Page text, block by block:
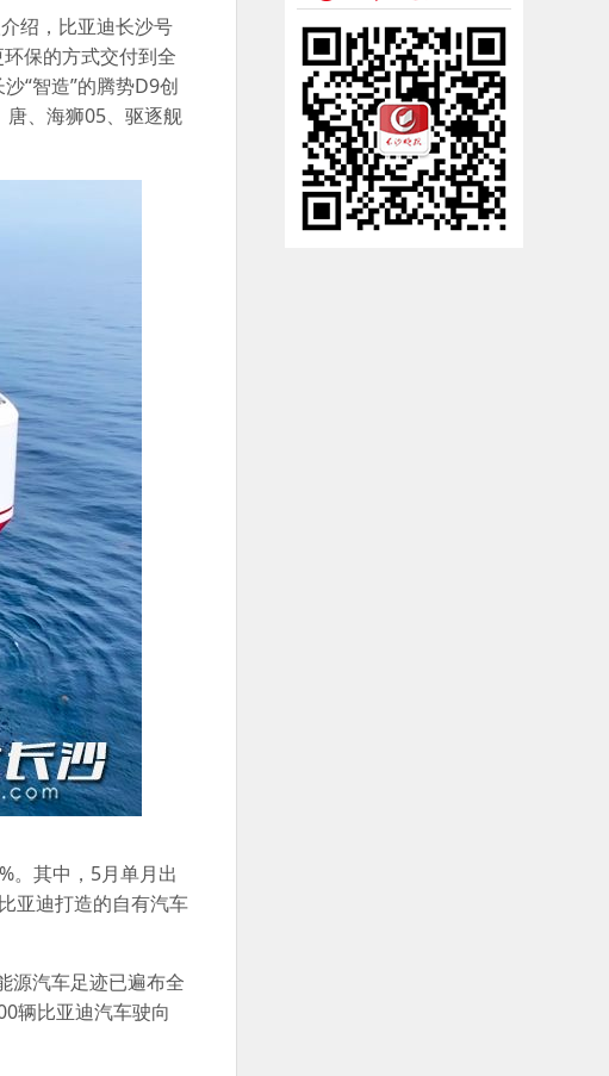
介绍，比亚迪长沙号
保的方式交付到全
“智造”的腾势D9创
唐、海狮05、驱逐舰
。其中，5月单月出
亚迪打造的自有汽车
源汽车足迹已遍布全
辆比亚迪汽车驶向